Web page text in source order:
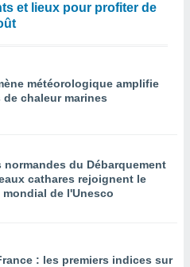
et lieux pour profiter de
météorologique amplifie
de chaleur marines
normandes du Débarquement
cathares rejoignent le
de l'Unesco
: les premiers indices sur